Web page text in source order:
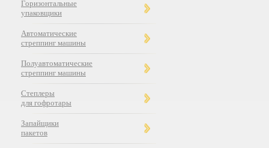
Горизонтальные
упаковщики
Автоматические
стреппинг машины
Полуавтоматические
стреппинг машины
Степлеры
для гофротары
Запайщики
пакетов